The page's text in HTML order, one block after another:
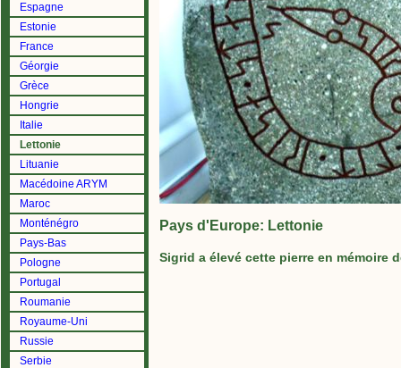
Espagne
Estonie
France
Géorgie
Grèce
Hongrie
Italie
Lettonie
Lituanie
Macédoine ARYM
Maroc
Monténégro
Pays-Bas
Pologne
Portugal
Roumanie
Royaume-Uni
Russie
Serbie
Pays d'Europe: Lettonie
Sigrid a élevé cette pierre en mémoire